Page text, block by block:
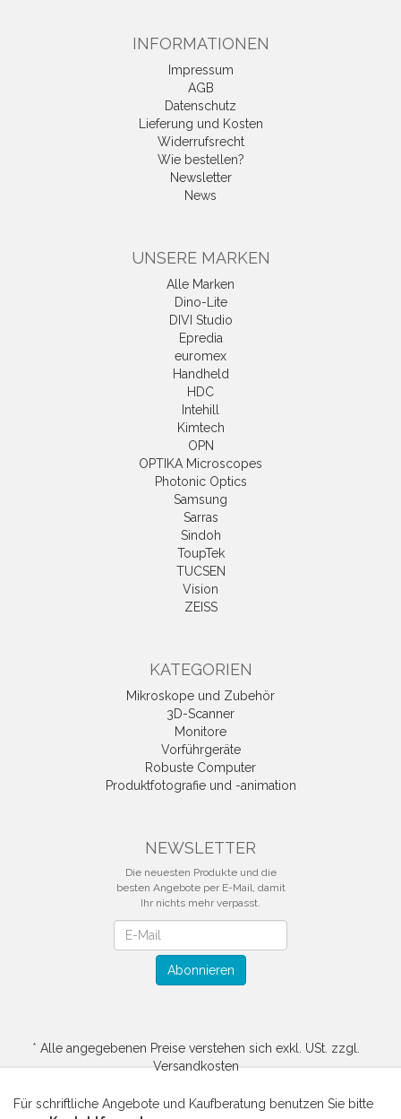
INFORMATIONEN
Impressum
AGB
Datenschutz
Lieferung und Kosten
Widerrufsrecht
Wie bestellen?
Newsletter
News
UNSERE MARKEN
Alle Marken
Dino-Lite
DIVI Studio
Epredia
euromex
Handheld
HDC
Intehill
Kimtech
OPN
OPTIKA Microscopes
Photonic Optics
Samsung
Sarras
Sindoh
ToupTek
TUCSEN
Vision
ZEISS
KATEGORIEN
Mikroskope und Zubehör
3D-Scanner
Monitore
Vorführgeräte
Robuste Computer
Produktfotografie und -animation
NEWSLETTER
Die neuesten Produkte und die
besten Angebote per E-Mail, damit
Ihr nichts mehr verpasst.
Abonnieren
* Alle angegebenen Preise verstehen sich exkl. USt. zzgl.
Versandkosten
Für schriftliche Angebote und Kaufberatung benutzen Sie bitte